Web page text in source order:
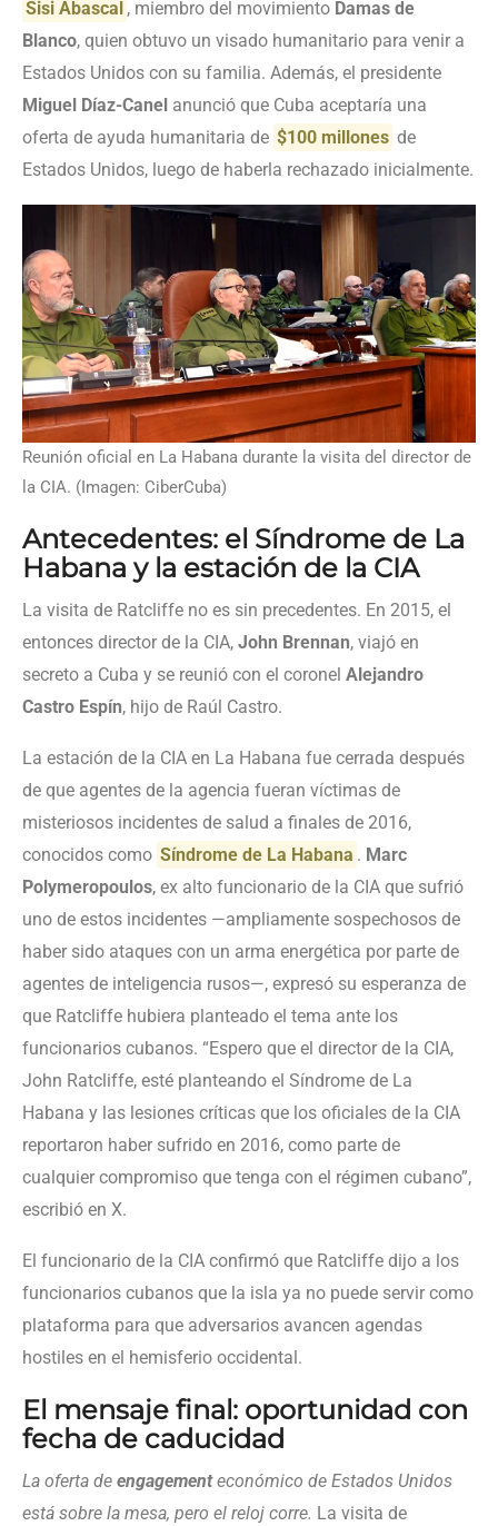
Sisi Abascal , miembro del movimiento Damas de
Blanco, quien obtuvo un visado humanitario para venir a
Estados Unidos con su familia. Además, el presidente
Miguel Díaz-Canel anunció que Cuba aceptaría una
oferta de ayuda humanitaria de $100 millones de
Estados Unidos, luego de haberla rechazado inicialmente.
Reunión oficial en La Habana durante la visita del director de
la CIA. (Imagen: CiberCuba)
Antecedentes: el Síndrome de La
Habana y la estación de la CIA
La visita de Ratcliffe no es sin precedentes. En 2015, el
entonces director de la CIA, John Brennan, viajó en
secreto a Cuba y se reunió con el coronel Alejandro
Castro Espín, hijo de Raúl Castro.
La estación de la CIA en La Habana fue cerrada después
de que agentes de la agencia fueran víctimas de
misteriosos incidentes de salud a finales de 2016,
conocidos como Síndrome de La Habana . Marc
Polymeropoulos, ex alto funcionario de la CIA que sufrió
uno de estos incidentes —ampliamente sospechosos de
haber sido ataques con un arma energética por parte de
agentes de inteligencia rusos—, expresó su esperanza de
que Ratcliffe hubiera planteado el tema ante los
funcionarios cubanos. “Espero que el director de la CIA,
John Ratcliffe, esté planteando el Síndrome de La
Habana y las lesiones críticas que los oficiales de la CIA
reportaron haber sufrido en 2016, como parte de
cualquier compromiso que tenga con el régimen cubano”,
escribió en X.
El funcionario de la CIA confirmó que Ratcliffe dijo a los
funcionarios cubanos que la isla ya no puede servir como
plataforma para que adversarios avancen agendas
hostiles en el hemisferio occidental.
El mensaje final: oportunidad con
fecha de caducidad
La oferta de engagementeconómico de Estados Unidos
está sobre la mesa, pero el reloj corre. La visita de